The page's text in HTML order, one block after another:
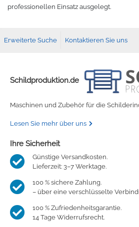
professionellen Einsatz ausgelegt.
Erweiterte Suche Kontaktieren Sie uns
Schildproduktion.de
Maschinen und Zubehör für die
Lesen Sie mehr über uns
Ihre Sicherheit
Günstige Versandkosten.
Lieferzeit: 3–7 Werktage.
100 % sichere Zahlung.
– über eine verschlüsselte
100 % Zufriedenheitsgarantie.
14 Tage Widerrufsrecht.